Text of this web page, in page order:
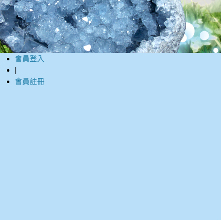
會員登入
|
會員註冊